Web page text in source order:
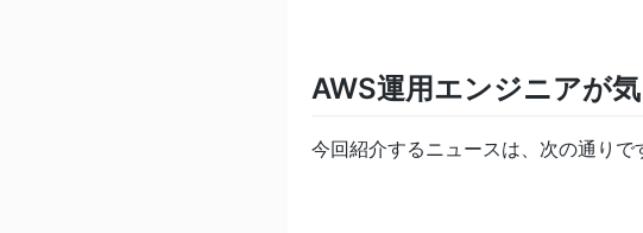
AWS運用エンジニアが
今回紹介するニュースは、次の通りで